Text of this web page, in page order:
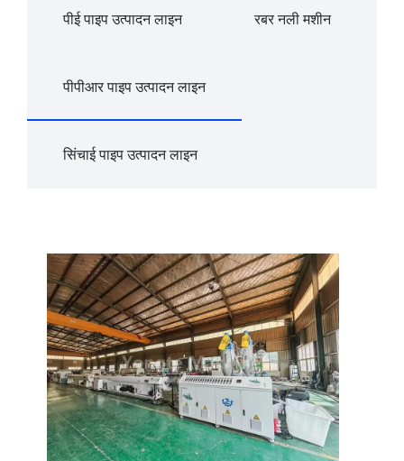
पीई पाइप उत्पादन लाइन रबर नली मशीन
पीपीआर पाइप उत्पादन लाइन
सिंचाई पाइप उत्पादन लाइन